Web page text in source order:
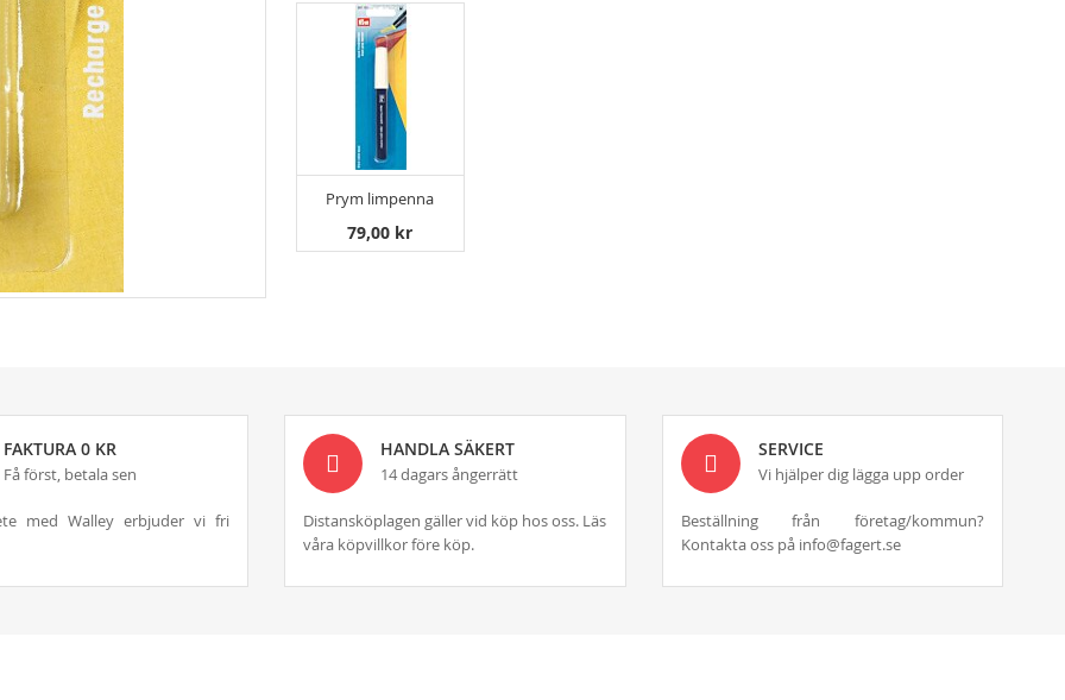
Prym limpenna
79,00 kr
FAKTURA 0 KR
Få först, betala sen
med Walley erbjuder vi fri
HANDLA SÄKERT
14 dagars ångerrätt
Distansköplagen gäller vid köp hos oss. Läs
våra köpvillkor före köp.
SERVICE
Vi hjälper dig lägga upp order
Beställning från företag/kommun?
Kontakta oss på info@fagert.se